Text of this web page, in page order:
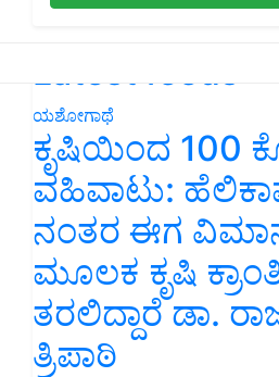
Latest feeds
ಯಶೋಗಾಥೆ
ಕೃಷಿಯಿಂದ 100
ವಹಿವಾಟು:
ನಂತರ ಈಗ
ಮೂಲಕ ಕೃಷಿ
ತರಲಿದ್ದಾರೆ ಡಾ.
ತ್ರಿಪಾಠಿ